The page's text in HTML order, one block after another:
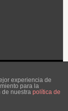
web
experiencia de
para la
de nuestra política de